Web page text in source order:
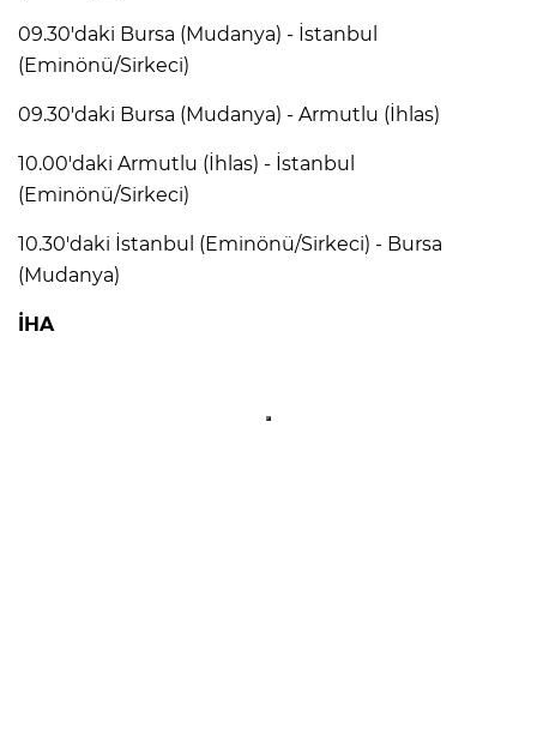
09.30'daki Bursa (Mudanya) - İstanbul
(Eminönü/Sirkeci)
09.30'daki Bursa (Mudanya) - Armutlu (İhlas)
10.00'daki Armutlu (İhlas) - İstanbul
(Eminönü/Sirkeci)
10.30'daki İstanbul (Eminönü/Sirkeci) - Bursa
(Mudanya)
İHA